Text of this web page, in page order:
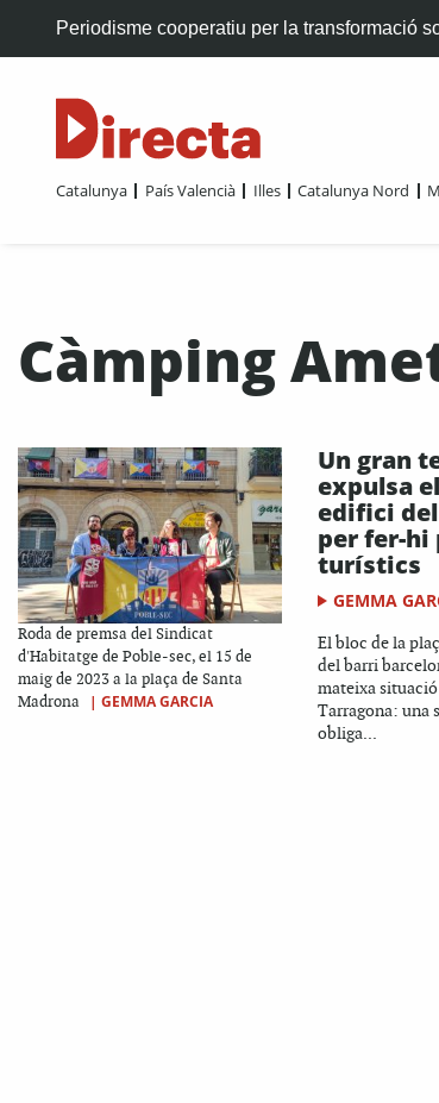
Periodisme cooperatiu per la transformació
Catalunya País Valencià Illes Catalunya Nord
Càmping
Roda de premsa del Sindicat
d'Habitatge de Poble-sec, el 15 de
maig de 2023 a la plaça de Santa
Madrona
| GEMMA GARCIA
Un gran
expulsa
edifici del
per fer-hi
turístics
GEMMA
El bloc de la
del barri
mateixa
Tarragona: una
obliga...